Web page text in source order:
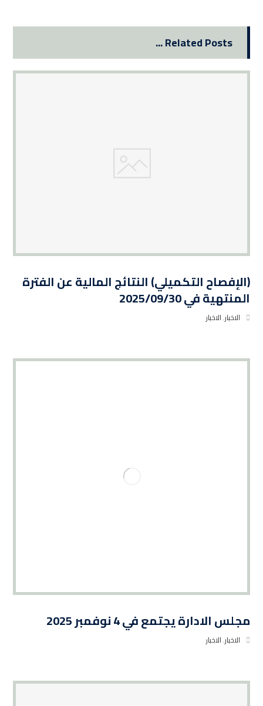
Related Posts ...
(الإفصاح التكميلي) النتائج المالية عن الفترة
المنتهية في 2025/09/30
الاخبار,الاخبار
مجلس الادارة يجتمع في 4 نوفمبر 2025
الاخبار,الاخبار